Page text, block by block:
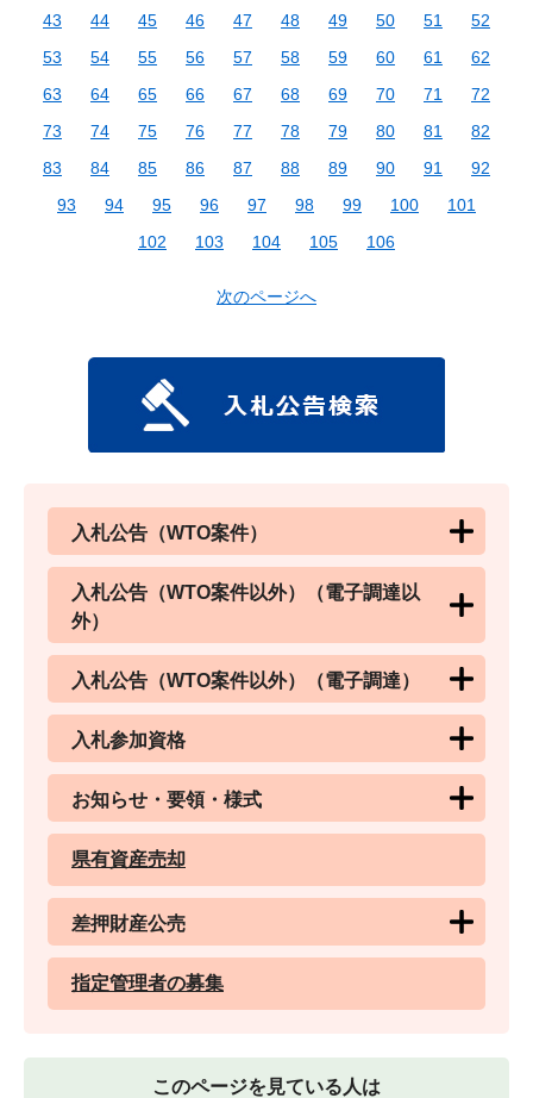
43
44 45 46 47 48 49 50 51
52
53
54 55 56 57 58 59 60 61
62
63
64 65 66 67 68 69 70 71
72
73
74 75 76 77 78 79 80 81
82
83
84 85 86 87 88 89 90 91
92
93
94 95 96 97 98 99 100
101
102
103 104 105 106
次のページへ
入札公告（WTO案件）
入札公告（WTO案件以外）（電子調達以
外）
入札公告（WTO案件以外）（電子調達）
入札参加資格
お知らせ・要領・様式
県有資産売却
差押財産公売
指定管理者の募集
このページを見ている人は